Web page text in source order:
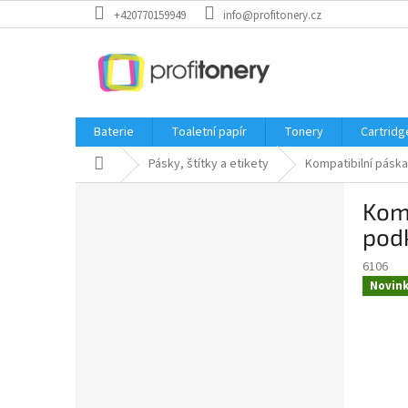
na
+420770159949 info@profitonery.cz
Baterie Toaletní papír Tonery
Domů Pásky, štítky a etikety Kompatibilní
6106